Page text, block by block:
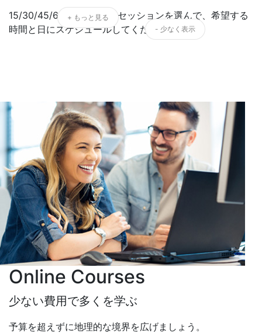
15/30/45/60/90/120分のセッションを選んで、希望する
時間と日にスケジュールしてください。
+ もっと見る
- 少なく表示
Online Courses
少ない費用で多くを学ぶ
予算を超えずに地理的な境界を広げましょう。